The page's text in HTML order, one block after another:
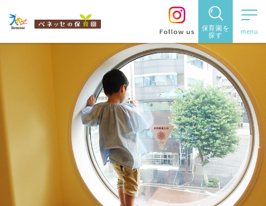
保育園を
探す
保育園を探す
住所・駅
名から探
す